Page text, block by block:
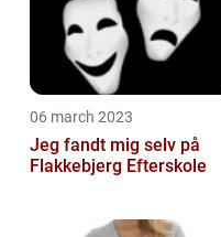
06 march 2023
Jeg fandt mig selv på
Flakkebjerg Efterskole